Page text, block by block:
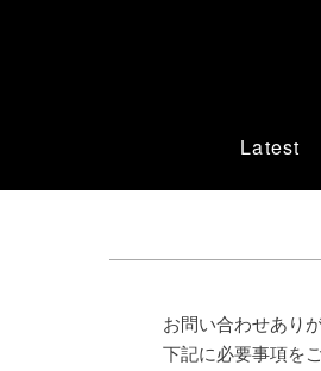
Latest
お問い合わせあり
下記に必要事項を